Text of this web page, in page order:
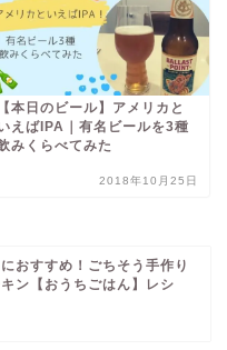
【本日のビール】アメリカと
えばIPA｜有名ビールを3種
みくらべてみた
2018年10月25日
おすすめ！ごちそう手作り
ン【おうちごはん】レシ